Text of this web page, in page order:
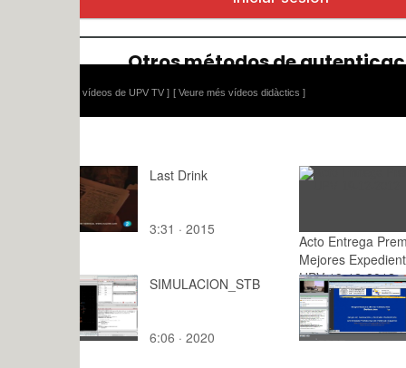
vídeos de UPV TV ] [ Veure més vídeos didàctics ]
Last Drink
3:31 · 2015
Acto Entrega Premios
Mejores Expedientes
UPV 19-12-2012
: · 2015
SIMULACION_STB
6:06 · 2020
Grabación
line-
16:30 ·